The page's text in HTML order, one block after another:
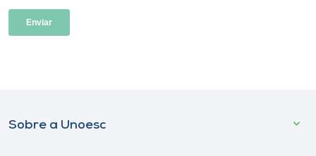
Sobre a Unoesc